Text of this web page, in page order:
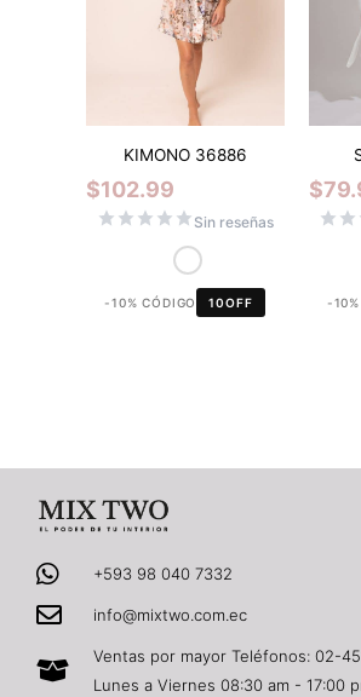
KIMONO 36886
$102.99
Sin reseñas
-10% CÓDIGO 10OFF
$
-
+593 98 040 7332
info@mixtwo.com.ec
Ventas por mayor Teléfonos: 02-
Lunes a Viernes 08:30 am - 17:00